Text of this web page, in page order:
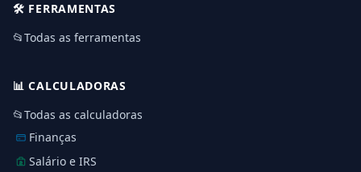
🛠️ FERRAMENTAS
📂Todas as ferramentas
📊CALCULADORAS
📂Todas as calculadoras
Finanças
Salário e IRS